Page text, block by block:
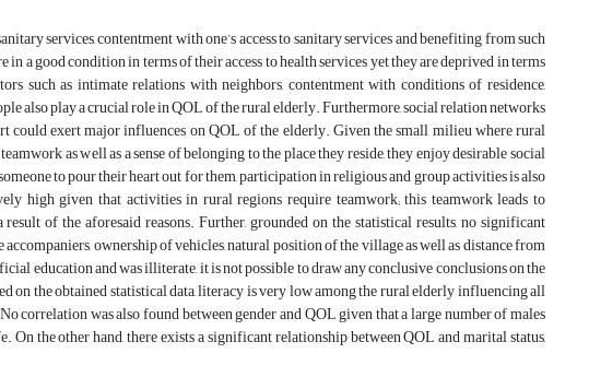
services, contentment with one’s access to sanitary services and benefiting from such
a good condition in terms of their access to health services yet they are deprived in terms
such as intimate relations with neighbors, contentment with conditions of residence,
also play a crucial role in QOL of the rural elderly. Furthermore, social relation networks
could exert major influences on QOL of the elderly. Given the small milieu where rural
as well as a sense of belonging to the place they reside, they enjoy desirable social
to pour their heart out for them, participation in religious and group activities is also
high given that activities in rural regions require teamwork; this teamwork leads to
of the aforesaid reasons. Further, grounded on the statistical results, no significant
ownership of vehicles, natural position of the village as well as distance from
education and was illiterate, it is not possible to draw any conclusive conclusions on the
on the obtained statistical data, literacy is very low among the rural elderly influencing all
correlation was also found between gender and QOL given that a large number of males
the other hand, there exists a significant relationship between QOL and marital status,